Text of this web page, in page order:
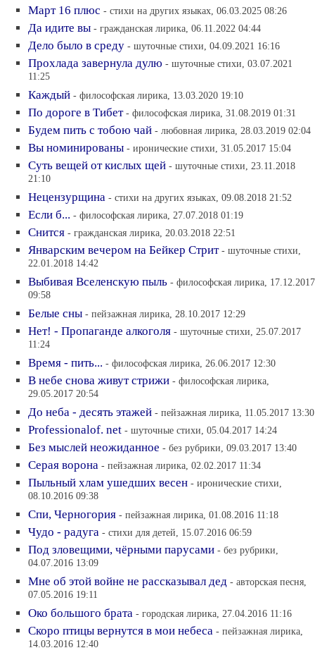
Март 16 плюс - стихи на других языках, 06.03.2025 08:26
Да идите вы - гражданская лирика, 06.11.2022 04:44
Дело было в среду - шуточные стихи, 04.09.2021 16:16
Прохлада завернула дулю - шуточные стихи, 03.07.2021
11:25
Каждый - философская лирика, 13.03.2020 19:10
По дороге в Тибет - философская лирика, 31.08.2019 01:31
Будем пить с тобою чай - любовная лирика, 28.03.2019 02:04
Вы номинированы - иронические стихи, 31.05.2017 15:04
Суть вещей от кислых щей - шуточные стихи, 23.11.2018
21:10
Нецензурщина - стихи на других языках, 09.08.2018 21:52
Если б... - философская лирика, 27.07.2018 01:19
Снится - гражданская лирика, 20.03.2018 22:51
Январским вечером на Бейкер Стрит - шуточные стихи,
22.01.2018 14:42
Выбивая Вселенскую пыль - философская лирика, 17.12.2017
09:58
Белые сны - пейзажная лирика, 28.10.2017 12:29
Нет! - Пропаганде алкоголя - шуточные стихи, 25.07.2017
11:24
Время - пить... - философская лирика, 26.06.2017 12:30
В небе снова живут стрижи - философская лирика,
29.05.2017 20:54
До неба - десять этажей - пейзажная лирика, 11.05.2017 13:30
Professionalof. net - шуточные стихи, 05.04.2017 14:24
Без мыслей неожиданное - без рубрики, 09.03.2017 13:40
Серая ворона - пейзажная лирика, 02.02.2017 11:34
Пыльный хлам ушедших весен - иронические стихи,
08.10.2016 09:38
Спи, Черногория - пейзажная лирика, 01.08.2016 11:18
Чудо - радуга - стихи для детей, 15.07.2016 06:59
Под зловещими, чёрными парусами - без рубрики,
04.07.2016 13:09
Мне об этой войне не рассказывал дед - авторская песня,
07.05.2016 19:11
Око большого брата - городская лирика, 27.04.2016 11:16
Скоро птицы вернутся в мои небеса - пейзажная лирика,
14.03.2016 12:40